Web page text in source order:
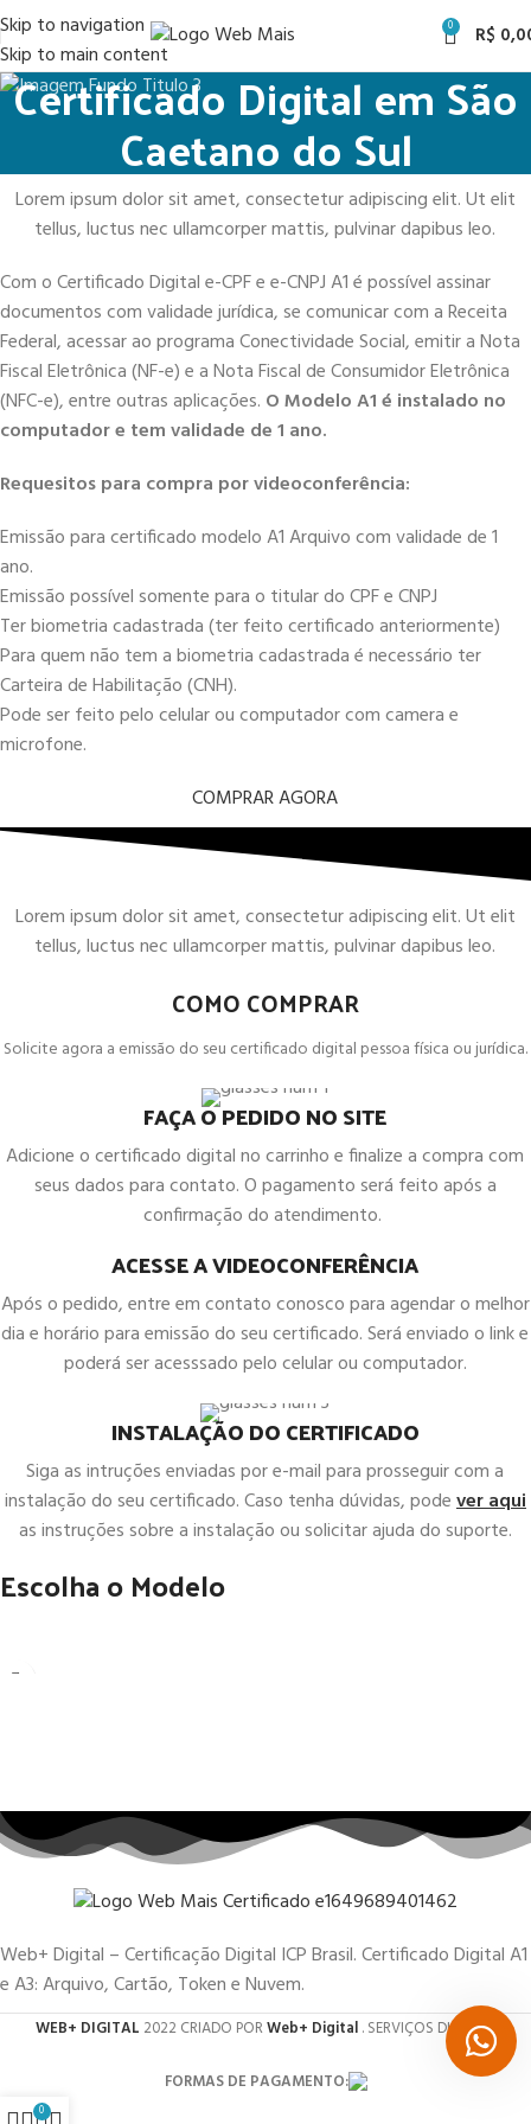
Skip to navigation
Skip to main content
0 R$
Certificado Digital em São
Caetano do Sul
Lorem ipsum dolor sit amet, consectetur adipiscing elit. Ut elit
tellus, luctus nec ullamcorper mattis, pulvinar dapibus leo.
Com o Certificado Digital e-CPF e e-CNPJ A1 é possível assinar
documentos com validade jurídica, se comunicar com a Receita
Federal, acessar ao programa Conectividade Social, emitir a Nota
Fiscal Eletrônica (NF-e) e a Nota Fiscal de Consumidor Eletrônica
(NFC-e), entre outras aplicações. O Modelo A1 é instalado no
computador e tem validade de 1 ano.
Requesitos para compra por videoconferência:
Emissão para certificado modelo A1 Arquivo com validade de 1
ano.
Emissão possível somente para o titular do CPF e CNPJ
Ter biometria cadastrada (ter feito certificado anteriormente)
Para quem não tem a biometria cadastrada é necessário ter
Carteira de Habilitação (CNH).
Pode ser feito pelo celular ou computador com camera e
microfone.
COMPRAR AGORA
Lorem ipsum dolor sit amet, consectetur adipiscing elit. Ut elit
tellus, luctus nec ullamcorper mattis, pulvinar dapibus leo.
COMO COMPRAR
Solicite agora a emissão do seu certificado digital pessoa física ou jurídica.
FAÇA O PEDIDO NO SITE
Adicione o certificado digital no carrinho e finalize a compra com
seus dados para contato. O pagamento será feito após a
confirmação do atendimento.
ACESSE A VIDEOCONFERÊNCIA
Após o pedido, entre em contato conosco para agendar o melhor
dia e horário para emissão do seu certificado. Será enviado o link e
poderá ser acesssado pelo celular ou computador.
INSTALAÇÃO DO CERTIFICADO
Siga as intruções enviadas por e-mail para prosseguir com a
instalação do seu certificado. Caso tenha dúvidas, podever aqui
as instruções sobre a instalação ou solicitar ajuda do suporte.
Escolha o Modelo
Web+ Digital – Certificação Digital ICP Brasil. Certificado Digital A1
e A3: Arquivo, Cartão, Token e Nuvem.
WEB+ DIGITAL 2022 CRIADO PORWeb+ Digital. SERVIÇOS DIGITAIS.
FORMAS DE PAGAMENTO:
0